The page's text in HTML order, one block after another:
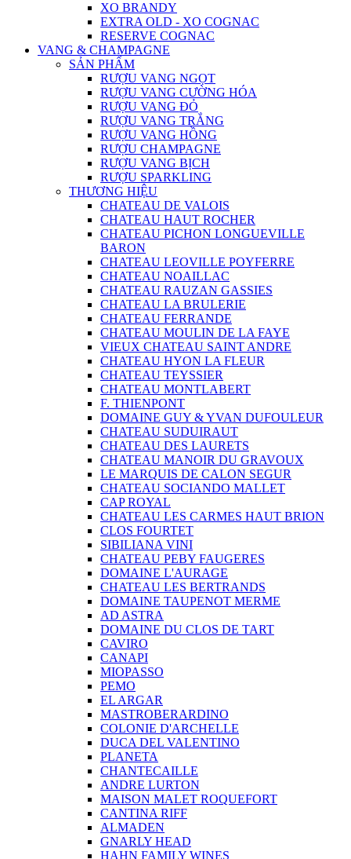
XO BRANDY
EXTRA OLD - XO COGNAC
RESERVE COGNAC
VANG & CHAMPAGNE
SẢN PHẨM
RƯỢU VANG NGỌT
RƯỢU VANG CƯỜNG HÓA
RƯỢU VANG ĐỎ
RƯỢU VANG TRẮNG
RƯỢU VANG HỒNG
RƯỢU CHAMPAGNE
RƯỢU VANG BỊCH
RƯỢU SPARKLING
THƯƠNG HIỆU
CHATEAU DE VALOIS
CHATEAU HAUT ROCHER
CHATEAU PICHON LONGUEVILLE
BARON
CHATEAU LEOVILLE POYFERRE
CHATEAU NOAILLAC
CHATEAU RAUZAN GASSIES
CHATEAU LA BRULERIE
CHATEAU FERRANDE
CHATEAU MOULIN DE LA FAYE
VIEUX CHATEAU SAINT ANDRE
CHATEAU HYON LA FLEUR
CHATEAU TEYSSIER
CHATEAU MONTLABERT
F. THIENPONT
DOMAINE GUY & YVAN DUFOULEUR
CHATEAU SUDUIRAUT
CHATEAU DES LAURETS
CHATEAU MANOIR DU GRAVOUX
LE MARQUIS DE CALON SEGUR
CHATEAU SOCIANDO MALLET
CAP ROYAL
CHATEAU LES CARMES HAUT BRION
CLOS FOURTET
SIBILIANA VINI
CHATEAU PEBY FAUGERES
DOMAINE L'AURAGE
CHATEAU LES BERTRANDS
DOMAINE TAUPENOT MERME
AD ASTRA
DOMAINE DU CLOS DE TART
CAVIRO
CANAPI
MIOPASSO
PEMO
EL ARGAR
MASTROBERARDINO
COLONIE D'ARCHELLE
DUCA DEL VALENTINO
PLANETA
CHANTECAILLE
ANDRE LURTON
MAISON MALET ROQUEFORT
CANTINA RIFF
ALMADEN
GNARLY HEAD
HAHN FAMILY WINES